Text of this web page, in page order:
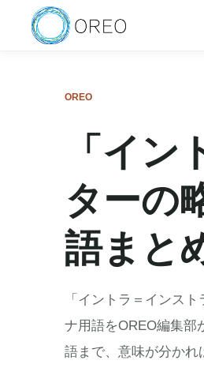
OREO
「イ
ターの
語まと
「イントラ＝インス
ナ用語をOREO編集部
語まで、意味が分かれ